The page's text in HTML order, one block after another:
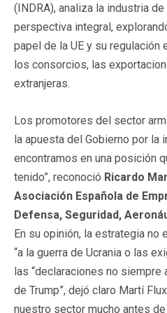
(INDRA), analiza la industria
perspectiva integral,
papel de la UE y su regulación
los consorcios, las
extranjeras.
Los promotores del sector
la apuesta del Gobierno por la
encontramos en una posición
tenido”, reconoció Ricardo
Asociación Española de
Defensa, Seguridad,
En su opinión, la estrategia no
“a la guerra de Ucrania o las
las “declaraciones no
de Trump”, dejó claro Martí
nuestro sector mucho antes